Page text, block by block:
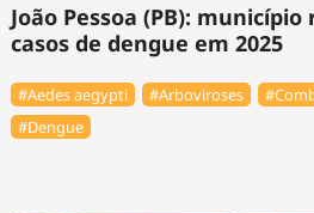
João Pessoa (PB):
casos de dengue em 2025
#Aedes aegypti #Arboviroses
#Dengue